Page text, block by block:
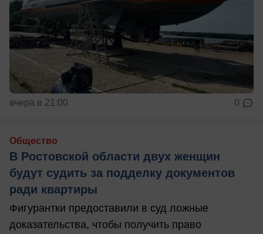
вчера в 21:00 0
Общество
В Ростовской области двух женщин
будут судить за подделку документов
ради квартиры
Фигурантки предоставили в суд ложные
доказательства, чтобы получить право